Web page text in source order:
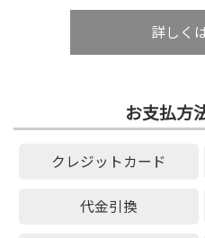
詳しく
お支払方
クレジットカード
代金引換